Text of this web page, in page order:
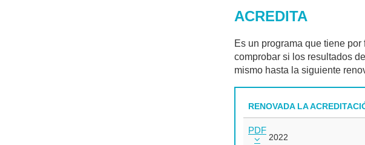
ACREDITA
Es un programa que tiene
comprobar si los resultados
mismo hasta la siguiente
RENOVADA LA
PDF
2022